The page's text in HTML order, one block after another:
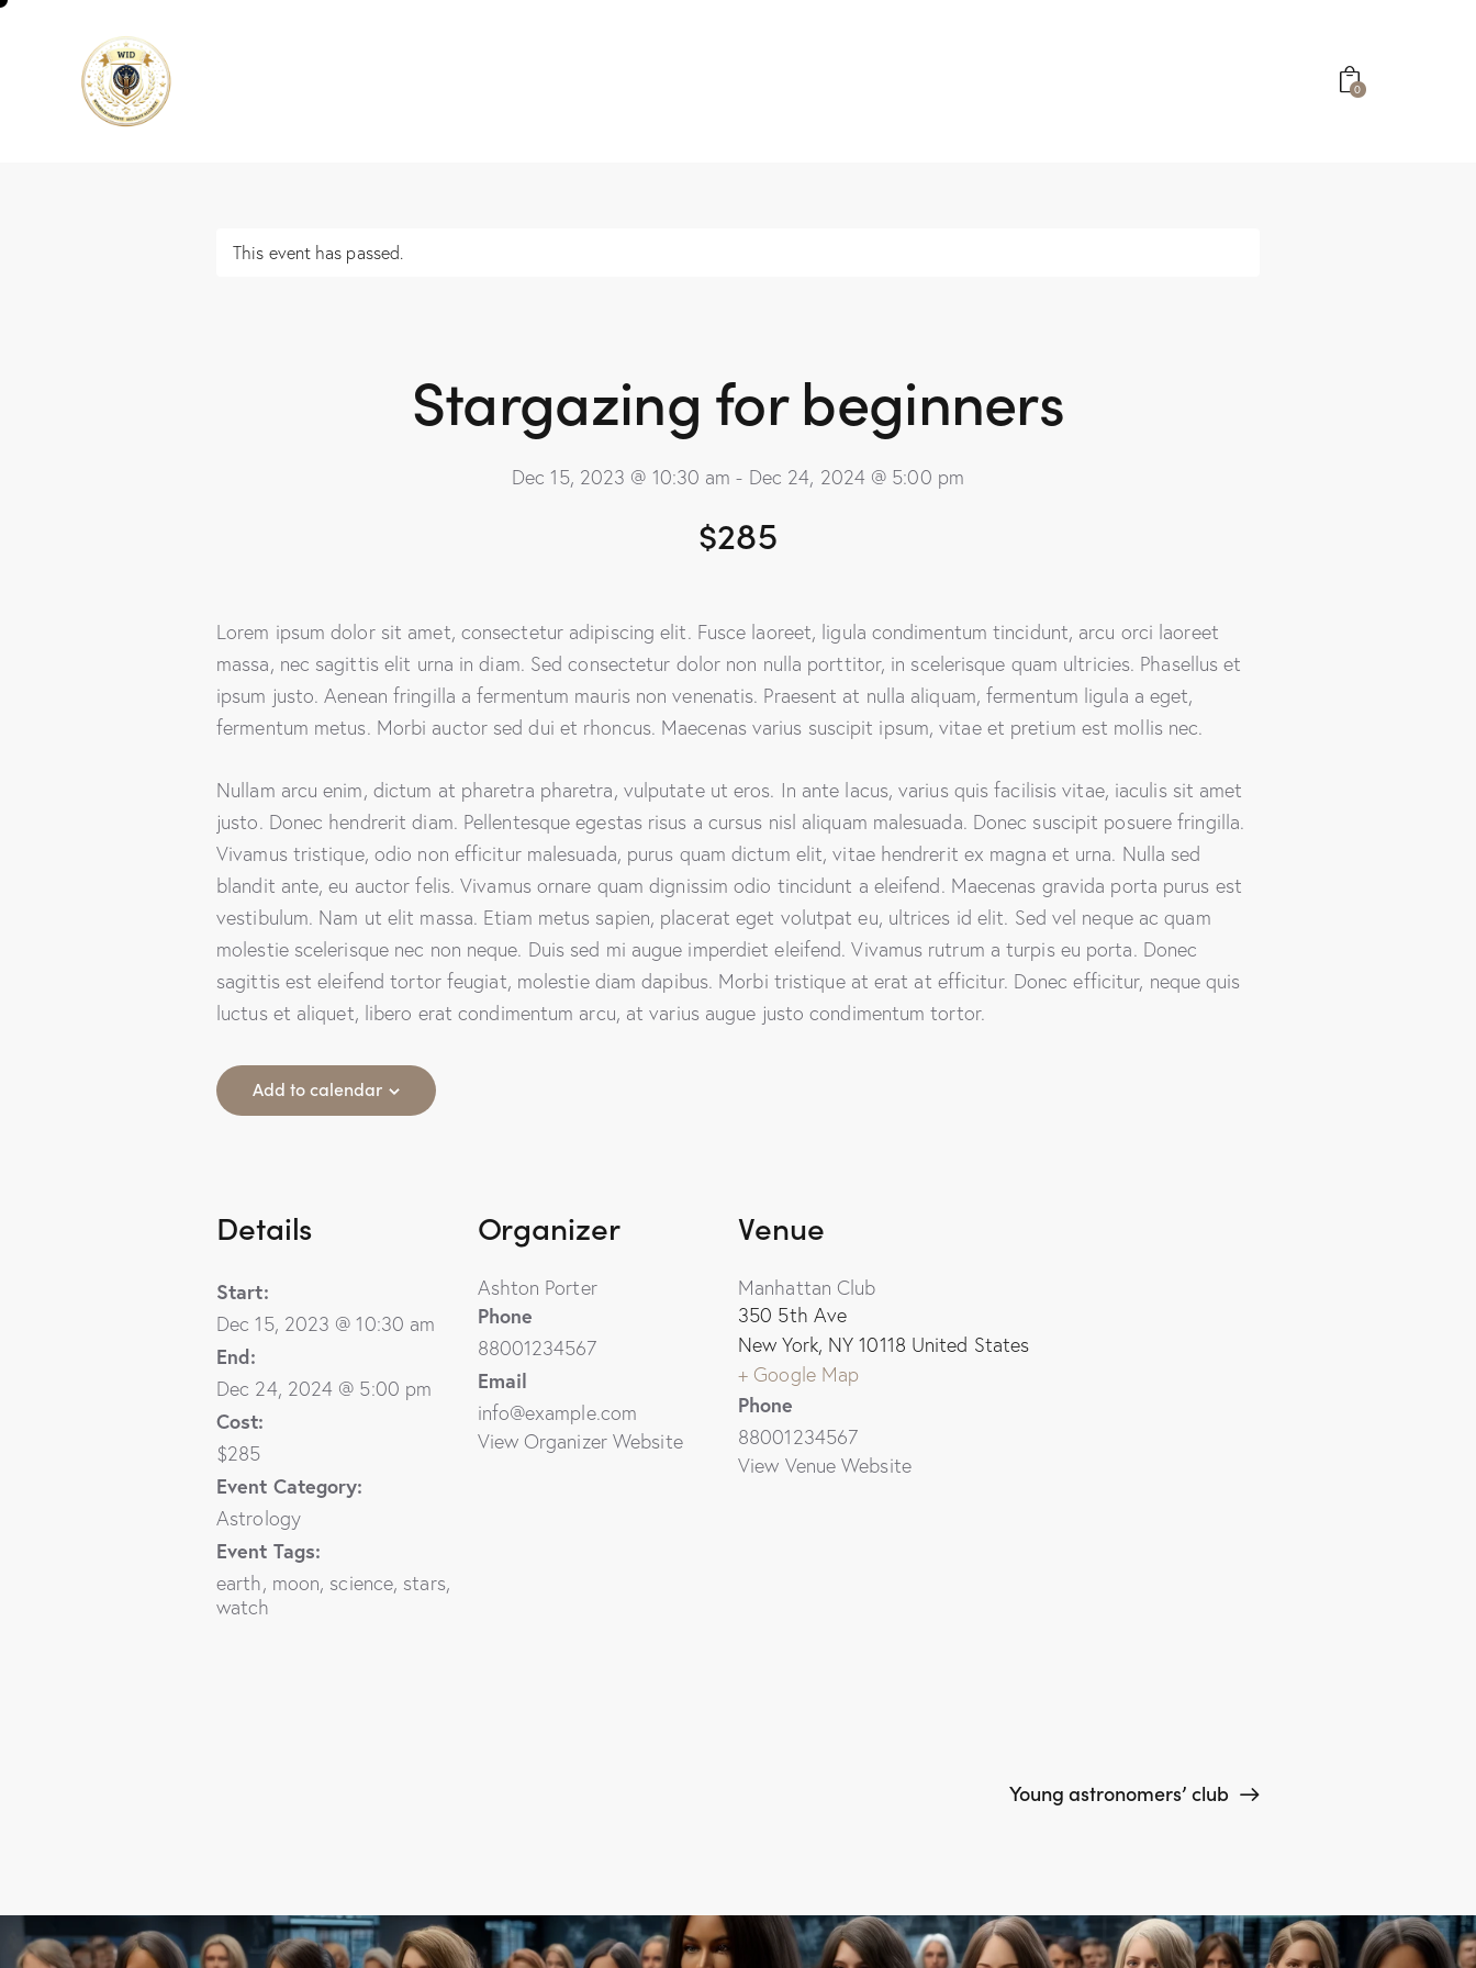
0
This event has passed.
Stargazing for beginners
Dec 15, 2023 @ 10:30 am - Dec 24, 2024 @ 5:00 pm
$285
Lorem ipsum dolor sit amet, consectetur adipiscing elit. Fusce laoreet, ligula condimentum tincidunt, arcu orci laoreet
massa, nec sagittis elit urna in diam. Sed consectetur dolor non nulla porttitor, in scelerisque quam ultricies. Phasellus et
ipsum justo. Aenean fringilla a fermentum mauris non venenatis. Praesent at nulla aliquam, fermentum ligula a eget,
fermentum metus. Morbi auctor sed dui et rhoncus. Maecenas varius suscipit ipsum, vitae et pretium est mollis nec.
Nullam arcu enim, dictum at pharetra pharetra, vulputate ut eros. In ante lacus, varius quis facilisis vitae, iaculis sit amet
justo. Donec hendrerit diam. Pellentesque egestas risus a cursus nisl aliquam malesuada. Donec suscipit posuere fringilla.
Vivamus tristique, odio non efficitur malesuada, purus quam dictum elit, vitae hendrerit ex magna et urna. Nulla sed
blandit ante, eu auctor felis. Vivamus ornare quam dignissim odio tincidunt a eleifend. Maecenas gravida porta purus est
vestibulum. Nam ut elit massa. Etiam metus sapien, placerat eget volutpat eu, ultrices id elit. Sed vel neque ac quam
molestie scelerisque nec non neque. Duis sed mi augue imperdiet eleifend. Vivamus rutrum a turpis eu porta. Donec
sagittis est eleifend tortor feugiat, molestie diam dapibus. Morbi tristique at erat at efficitur. Donec efficitur, neque quis
luctus et aliquet, libero erat condimentum arcu, at varius augue justo condimentum tortor.
Add to calendar
Details
Start:
Dec 15, 2023 @ 10:30 am
End:
Dec 24, 2024 @ 5:00 pm
Cost:
$285
Event Category:
Astrology
Event Tags:
earth, moon, science, stars,
watch
Organizer
Ashton Porter
Phone
88001234567
Email
info@example.com
View Organizer Website
Venue
Manhattan Club
350 5th Ave
New York, NY 10118 United States
+ Google Map
Phone
88001234567
View Venue Website
Young astronomers’ club